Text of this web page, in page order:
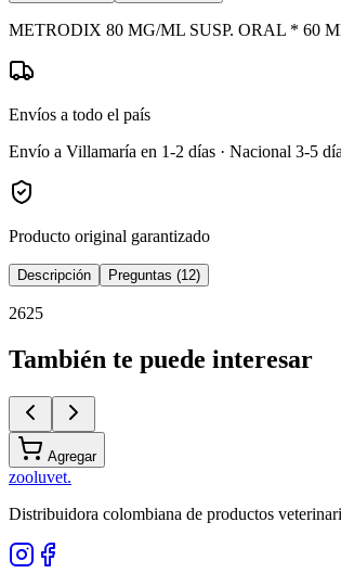
METRODIX 80 MG/ML SUSP. ORAL * 60
Envíos a todo el país
Envío a Villamaría en 1-2 días · Nacional 3-5
Producto original garantizado
Descripción Preguntas (12)
2625
También te puede interesar
Agregar
zooluvet.
Distribuidora colombiana de productos